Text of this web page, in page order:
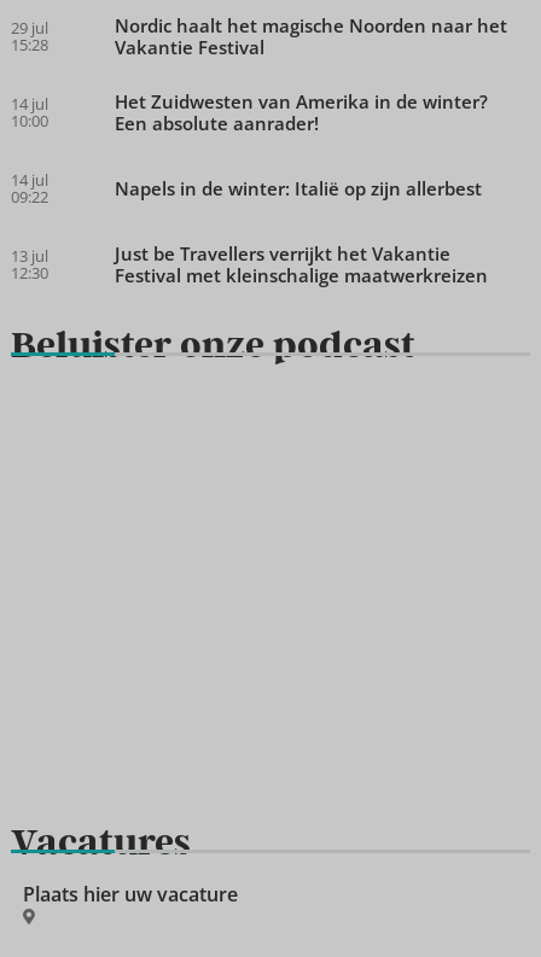
29 jul
15:28
Nordic haalt het magische Noorden naar het
Vakantie Festival
14 jul
10:00
Het Zuidwesten van Amerika in de winter?
Een absolute aanrader!
14 jul
09:22 Napels in de winter: Italië op zijn allerbest
13 jul
12:30
Just be Travellers verrijkt het Vakantie
Festival met kleinschalige maatwerkreizen
Beluister onze podcast
Vacatures
Plaats hier uw vacature